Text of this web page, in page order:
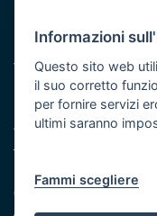
Protezione civile
Vai al sito di
Iniziativa finanziata
Asse XI
Note legali
Cookie e privacy
Amministrazione
Informazioni
Questo sito web
il suo corretto
per fornire servizi
ultimi saranno
Fammi scegliere